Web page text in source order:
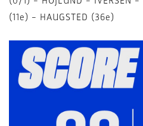
(11e) – HAUGSTED (36e)